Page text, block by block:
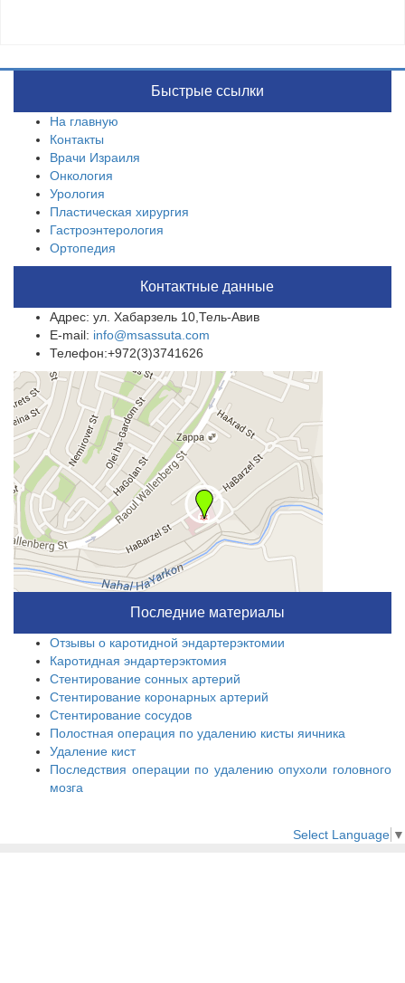
Быстрые ссылки
На главную
Контакты
Врачи Израиля
Онкология
Урология
Пластическая хирургия
Гастроэнтерология
Ортопедия
Контактные данные
Адрес: ул. Хабарзель 10,Тель-Авив
E-mail: info@msassuta.com
Телефон:+972(3)3741626
Последние материалы
Отзывы о каротидной эндартерэктомии
Каротидная эндартерэктомия
Стентирование сонных артерий
Стентирование коронарных артерий
Стентирование сосудов
Полостная операция по удалению кисты яичника
Удаление кист
Последствия операции по удалению опухоли головного
мозга
Select Language ▼